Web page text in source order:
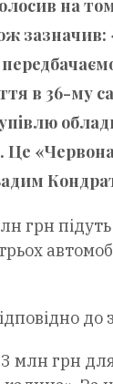
на
в 36-му
Це
грн
до
млн грн